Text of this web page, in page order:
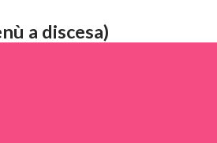
a discesa)